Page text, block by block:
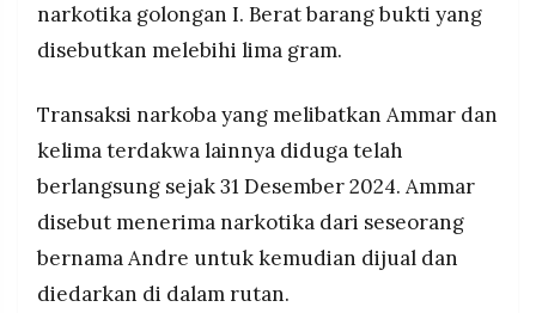
narkotika golongan I. Berat barang bukti yang
disebutkan melebihi lima gram.
Transaksi narkoba yang melibatkan Ammar dan
kelima terdakwa lainnya diduga telah
berlangsung sejak 31 Desember 2024. Ammar
disebut menerima narkotika dari seseorang
bernama Andre untuk kemudian dijual dan
diedarkan di dalam rutan.